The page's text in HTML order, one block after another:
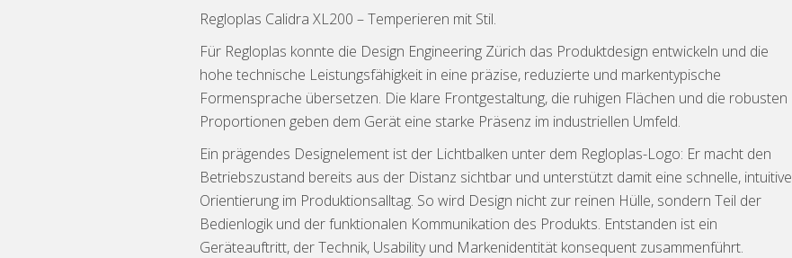
Regloplas Calidra XL200 – Temperieren mit Stil.
Für Regloplas konnte die Design Engineering Zürich das Produktdesign entwickeln und die
hohe technische Leistungsfähigkeit in eine präzise, reduzierte und markentypische
Formensprache übersetzen. Die klare Frontgestaltung, die ruhigen Flächen und die robusten
Proportionen geben dem Gerät eine starke Präsenz im industriellen Umfeld.
Ein prägendes Designelement ist der Lichtbalken unter dem Regloplas-Logo: Er macht den
Betriebszustand bereits aus der Distanz sichtbar und unterstützt damit eine schnelle, intuitive
Orientierung im Produktionsalltag. So wird Design nicht zur reinen Hülle, sondern Teil der
Bedienlogik und der funktionalen Kommunikation des Produkts. Entstanden ist ein
Geräteauftritt, der Technik, Usability und Markenidentität konsequent zusammenführt.